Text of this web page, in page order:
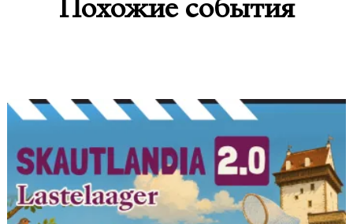
Похожие события